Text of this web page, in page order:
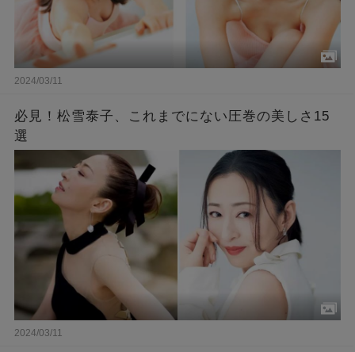
2024/03/11
必見！松雪泰子、これまでにない圧巻の美しさ15
選
2024/03/11